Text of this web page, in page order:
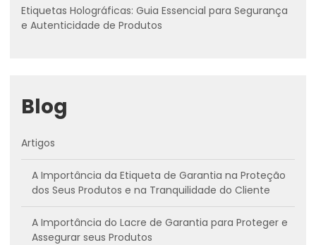
Etiquetas Holográficas: Guia Essencial para Segurança
e Autenticidade de Produtos
Blog
Artigos
A Importância da Etiqueta de Garantia na Proteção
dos Seus Produtos e na Tranquilidade do Cliente
A Importância do Lacre de Garantia para Proteger e
Assegurar seus Produtos